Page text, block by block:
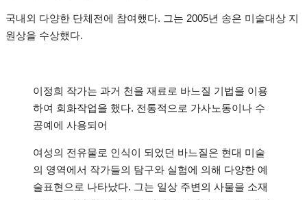
국내외 다양한 단체전에 참여했다. 그는 2005년 송은 미술대상 지
원상을 수상했다.
이정희 작가는 과거 천을 재료로 바느질 기법을 이용
하여 회화작업을 했다. 전통적으로 가사노동이나 수
공예에 사용되어
여성의 전유물로 인식이 되었던 바느질은 현대 미술
의 영역에서 작가들의 탐구와 실험에 의해 다양한 예
술표현으로 나타났다. 그는 일상 주변의 사물을 소재